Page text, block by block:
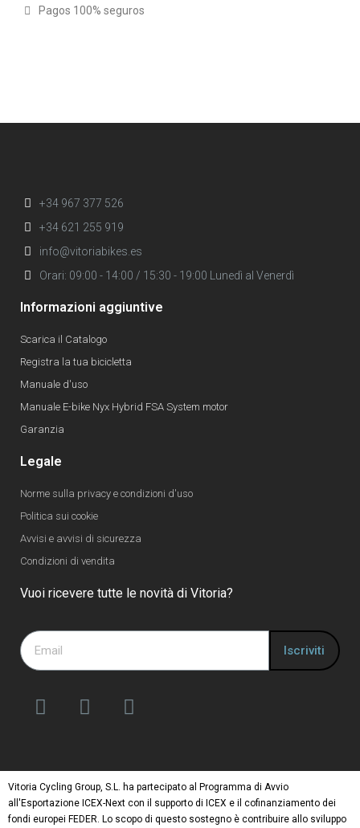
Pagos 100% seguros
+34 967 377 526
+34 621 255 919
info@vitoriabikes.es
Orari: 09:00 - 14:00 / 15:30 - 19:00 Lunedì al Venerdì
Informazioni aggiuntive
Scarica il Catalogo
Registra la tua bicicletta
Manuale d'uso
Manuale E-bike Nyx Hybrid FSA System motor
Garanzia
Legale
Norme sulla privacy e condizioni d'uso
Politica sui cookie
Avvisi e avvisi di sicurezza
Condizioni di vendita
Vuoi ricevere tutte le novità di Vitoria?
Iscriviti
Vitoria Cycling Group, S.L. ha partecipato al Programma di Avvio
all'Esportazione ICEX-Next con il supporto di ICEX e il cofinanziamento dei
fondi europei FEDER. Lo scopo di questo sostegno è contribuire allo sviluppo